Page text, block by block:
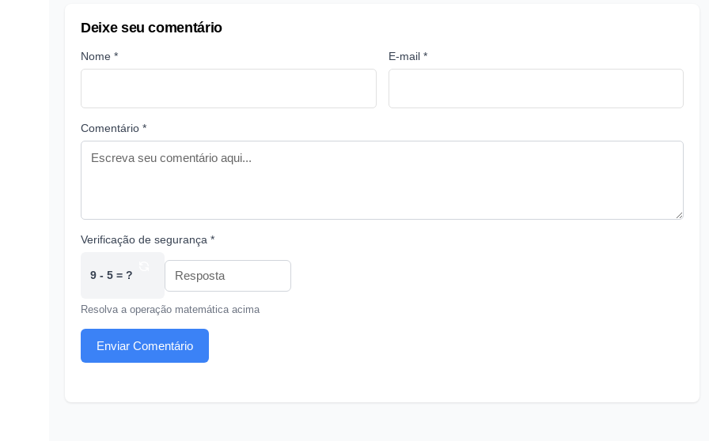
Deixe seu comentário
Nome * E-mail *
Comentário *
Verificação de segurança *
9 - 5 = ?
Resolva a operação matemática acima
Enviar Comentário